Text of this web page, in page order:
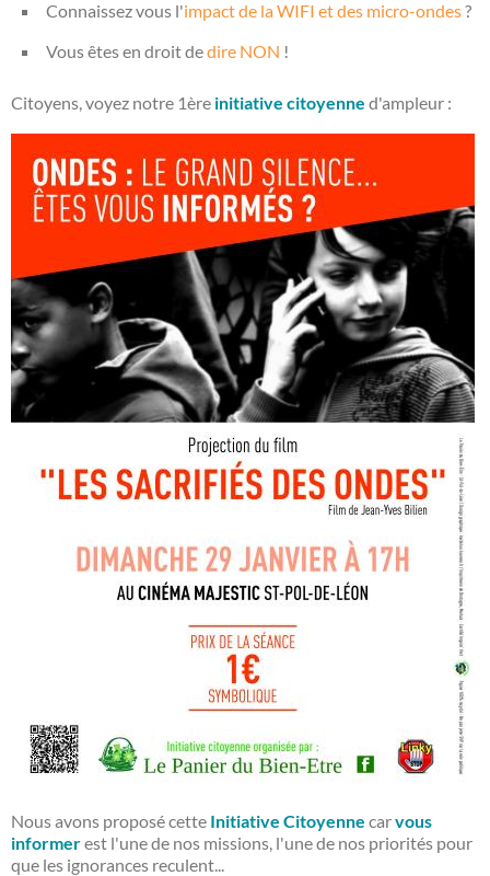
Connaissez vous l'impact de la WIFI et des micro-ondes?
Vous êtes en droit dedire NON !
Citoyens, voyez notre 1ère initiative citoyenne d'ampleur :
Nous avons proposé cette Initiative Citoyenne carvous
informerest l'une de nos missions, l'une de nos priorités pour
que les ignorances reculent...